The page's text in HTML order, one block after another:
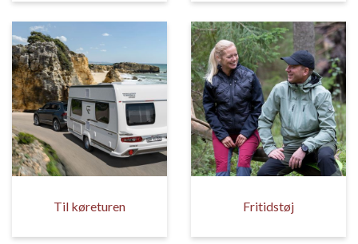
Til køreturen Fritidstøj